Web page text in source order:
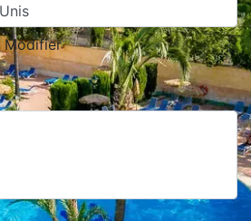
Modifier